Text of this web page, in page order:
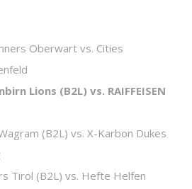
Oberwart vs. Cities
Lions (B2L) vs. RAIFFEISEN
(B2L) vs. X-Karbon Dukes
Tirol (B2L) vs. Hefte Helfen